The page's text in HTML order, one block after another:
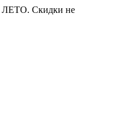
ЛЕТО. Скидки не